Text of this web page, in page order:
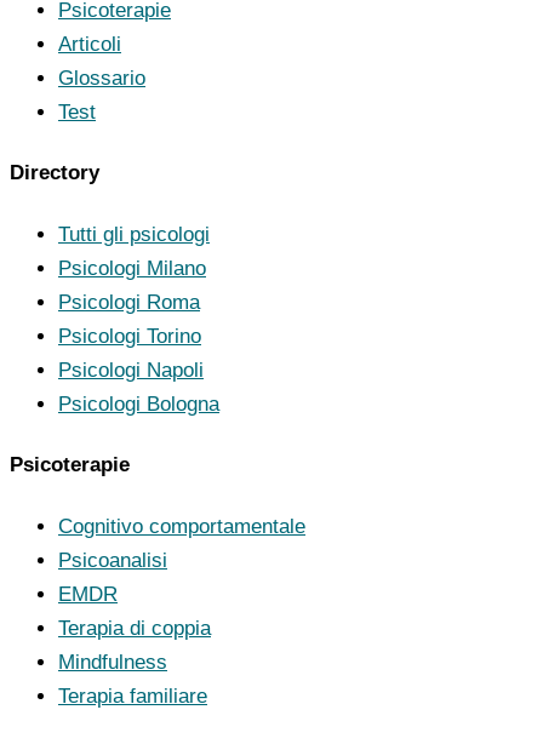
Psicoterapie
Articoli
Glossario
Test
Directory
Tutti gli psicologi
Psicologi Milano
Psicologi Roma
Psicologi Torino
Psicologi Napoli
Psicologi Bologna
Psicoterapie
Cognitivo comportamentale
Psicoanalisi
EMDR
Terapia di coppia
Mindfulness
Terapia familiare